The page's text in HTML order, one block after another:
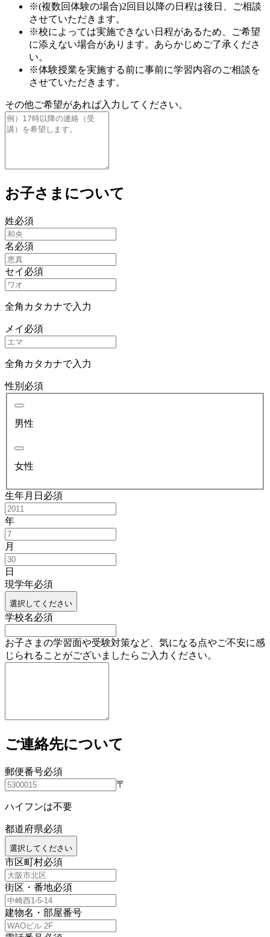
※(複数回体験の場合)2回目以降の日程は後日、ご相談
させていただきます。
※校によっては実施できない日程があるため、ご希望
に添えない場合があります。あらかじめご了承くださ
い。
※体験授業を実施する前に事前に学習内容のご相談を
させていただきます。
その他ご希望があれば入力してください。
お子さまについて
姓必須
名必須
セイ 必須
全角カタカナで入力
メイ 必須
全角カタカナで入力
性別 必須
男性
女性
生年月日 必須
年
月
日
現学年必須
選択してください
学校名必須
お子さまの学習面や受験対策など、気になる点やご不安に感
じられることがございましたらご入力ください。
ご連絡先について
郵便番号必須
〒
ハイフンは不要
都道府県必須
選択してください
市区町村必須
街区・番地必須
建物名・部屋番号